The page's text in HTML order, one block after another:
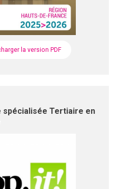
la version PDF
spécialisée Tertiaire en